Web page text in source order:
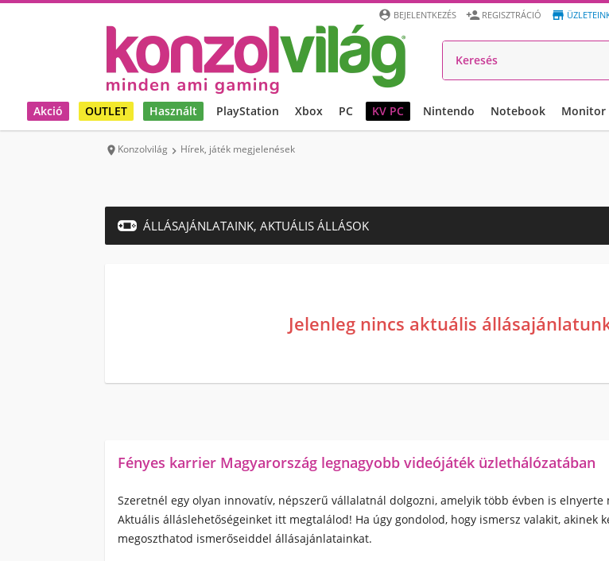

 REGISZTRÁCIÓ
 BEJELENTKEZÉS
Akció OUTLET Használt PlayStation Xbox PC KV PC Nintendo Notebook Monitor
 Konzolvilág  Hírek, játék megjelenések
ÁLLÁSAJÁNLATAINK, AKTUÁLIS ÁLLÁSOK
Jelenleg nincs aktuális
Fényes karrier Magyarország legnagyobb videójáték üzlethálózatában
Szeretnél egy olyan innovatív, népszerű vállalatnál dolgozni, amelyik több évben is
Aktuális álláslehetőségeinket itt megtalálod! Ha úgy gondolod, hogy ismersz valakit, akinek
megoszthatod ismerőseiddel állásajánlatainkat.